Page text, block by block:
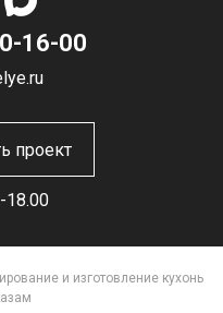
16-00
проект
18.00
и изготовление кухонь